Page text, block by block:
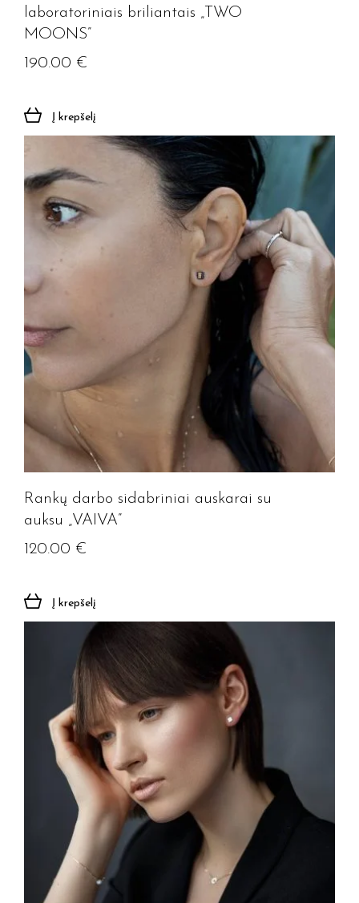
laboratoriniais briliantais „TWO
MOONS”
190.00 €
Į krepšelį
Rankų darbo sidabriniai auskarai su
auksu „VAIVA”
120.00 €
Į krepšelį